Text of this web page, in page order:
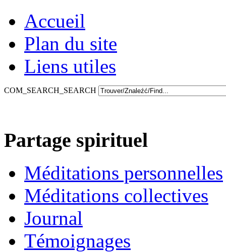
Accueil
Plan du site
Liens utiles
COM_SEARCH_SEARCH
Partage spirituel
Méditations personnelles
Méditations collectives
Journal
Témoignages